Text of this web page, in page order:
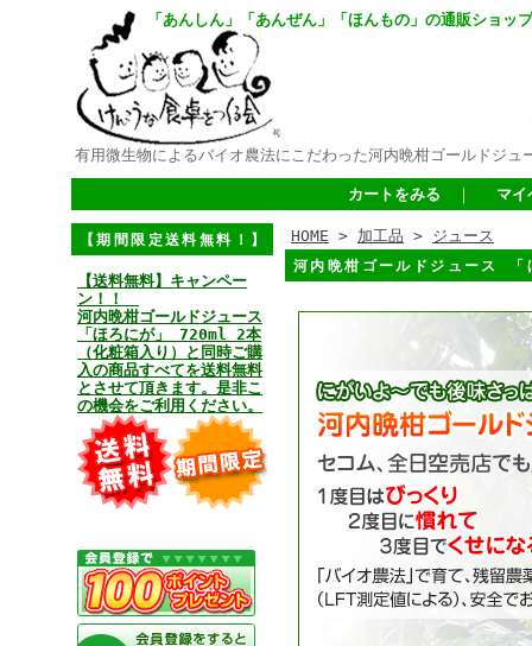
「あんしん」「あんぜん」「ほんもの」の通販ショップ
有用微生物によるバイオ農法にこだわった河内晩柑ゴールドジュ
カートをみる ｜ マイ
【期間限定送料無料！】
【送料無料】キャンペー
ン！！
河内晩柑ゴールドジュース
「ほろにが」 720ml 2本
（化粧箱入り）と同時ご購
入の商品すべてを送料無料
とさせて頂きます。是非こ
の機会をご利用ください。
HOME > 加工品 > ジュース
河内晩柑ゴールドジュース